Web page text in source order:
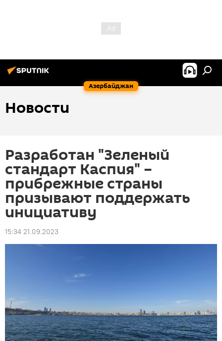
Азербайджан
Новости
Разработан "Зеленый
стандарт Каспия" –
прибрежные страны
призывают поддержать
инициативу
15:34 21.09.2023